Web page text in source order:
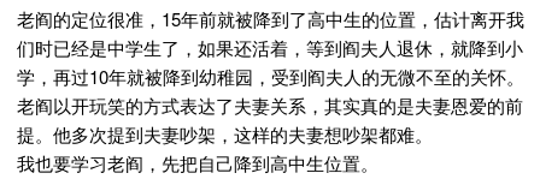
老阎的定位很准，15年前就被降到了高中生的位置，估计离开我
们时已经是中学生了，如果还活着，等到阎夫人退休，就降到小
学，再过10年就被降到幼稚园，受到阎夫人的无微不至的关怀。
老阎以开玩笑的方式表达了夫妻关系，其实真的是夫妻恩爱的前
提。他多次提到夫妻吵架，这样的夫妻想吵架都难。
我也要学习老阎，先把自己降到高中生位置。